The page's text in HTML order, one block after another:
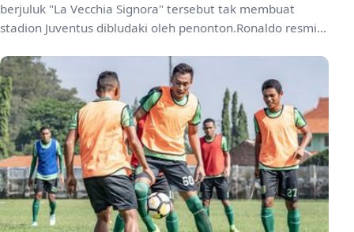
berjuluk "La Vecchia Signora" tersebut tak membuat
stadion Juventus dibludaki oleh penonton.Ronaldo resmi